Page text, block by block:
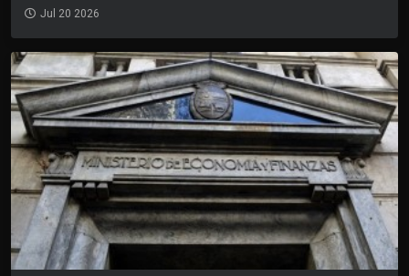
Jul 20 2026